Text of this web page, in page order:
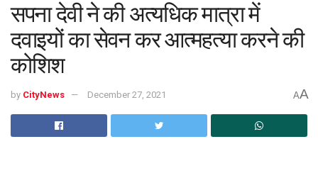
सपना देवी ने की अत्यधिक मात्रा में
दवाइयों का सेवन कर आत्महत्या करने की
कोशिश
by CityNews December 27, 2021 AA